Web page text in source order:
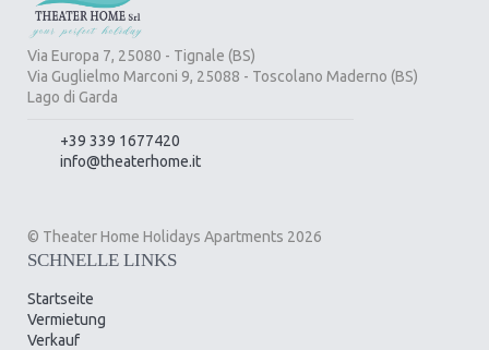
Via Europa 7, 25080 - Tignale (BS)
Via Guglielmo Marconi 9, 25088 - Toscolano Maderno (BS)
Lago di Garda
+39 339 1677420
info@theaterhome.it
© Theater Home Holidays Apartments 2026
SCHNELLE LINKS
Startseite
Vermietung
Verkauf